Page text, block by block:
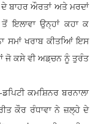
ਬਾਹਰ ਔਰਤਾਂ ਅਤੇ ਮਰਦਾਂ
ਇਲਾਵਾ ਉਨ੍ਹਾਂ ਕਹਾ ਕ
ਸਮਾਂ ਖਰਾਬ ਕੀਤਆਿਂ ਇਸ
ਜੋ ਕਸੇ ਵੀ ਅਡ਼ਚਨ ਨੂੰ ਤੁਰੰਤ
ਕਮਸ਼ਿਨਰ ਬਰਨਾਲਾ
ਕੌਰ ਰੰਧਾਵਾ ਨੇ ਜ਼ਲ੍ਹੇ ਦੇ